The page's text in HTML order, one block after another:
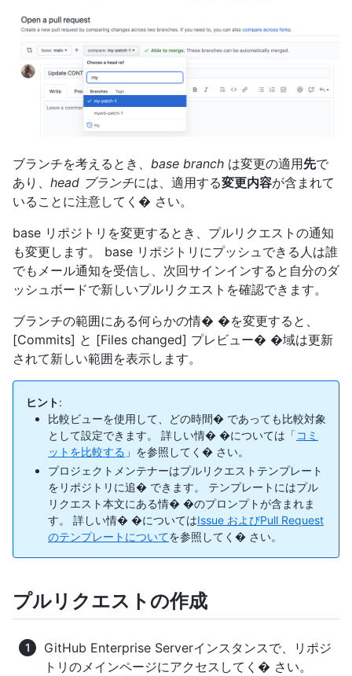
ブランチを考えるとき、 base branch は変更の適用先で
あり、 head ブランチには、適用する変更内容が含まれて
いることに注意してく� さい。
base リポジトリを変更するとき、プルリクエストの通知
も変更します。 base リポジトリにプッシュできる人は誰
でもメール通知を受信し、次回サインインすると自分のダ
ッシュボードで新しいプルリクエストを確認できます。
ブランチの範囲にある何らかの情� �を変更すると、
[Commits] と [Files changed] プレビュー� �域は更新
されて新しい範囲を表示します。
ヒント:
比較ビューを使用して、どの時間� であっても比較対象
として設定できます。 詳しい情� �については「コミ
ットを比較する 」を参照してく� さい。
プロジェクトメンテナーはプルリクエストテンプレート
をリポジトリに追� できます。 テンプレートにはプル
リクエスト本文にある情� �のプロンプトが含まれま
す。 詳しい情� �についてはIssue およびPull Request
のテンプレートについてを参照してく� さい。
プルリクエストの作成
GitHub Enterprise Serverインスタンスで、リポジ
トリのメインページにアクセスしてく� さい。